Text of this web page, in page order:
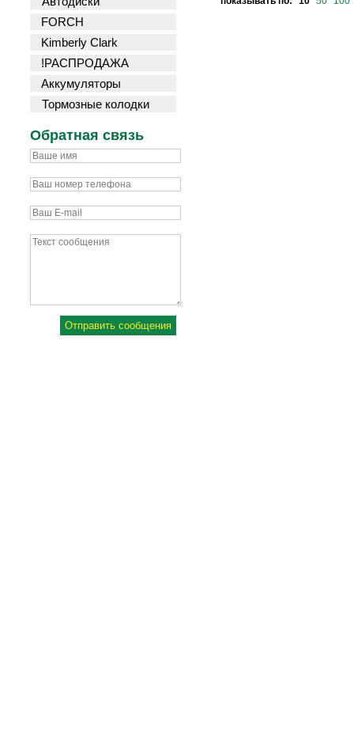
FORCH
Kimberly Clark
!РАСПРОДАЖА
Аккумуляторы
Тормозные колодки
Обратная связь